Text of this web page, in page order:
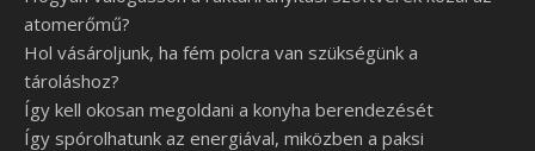
atomerőmű?
Hol vásároljunk, ha fém polcra van szükségünk a
tároláshoz?
Így kell okosan megoldani a konyha berendezését
Így spórolhatunk az energiával, miközben a paksi